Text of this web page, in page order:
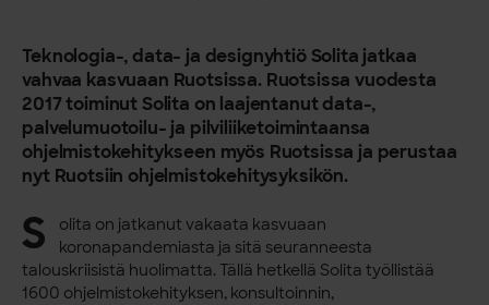
Teknologia-, data- ja designyhtiö Solita jatkaa
vahvaa kasvuaan Ruotsissa. Ruotsissa vuodesta
2017 toiminut Solita on laajentanut data-,
palvelumuotoilu- ja pilviliiketoimintaansa
ohjelmistokehitykseen myös Ruotsissa ja perustaa
nyt Ruotsiin ohjelmistokehitysyksikön.
S
olita on jatkanut vakaata kasvuaan
koronapandemiasta ja sitä seuranneesta
talouskriisistä huolimatta. Tällä hetkellä Solita työllistää
1600 ohjelmistokehityksen, konsultoinnin,